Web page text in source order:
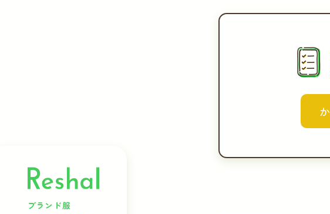
ブランド服